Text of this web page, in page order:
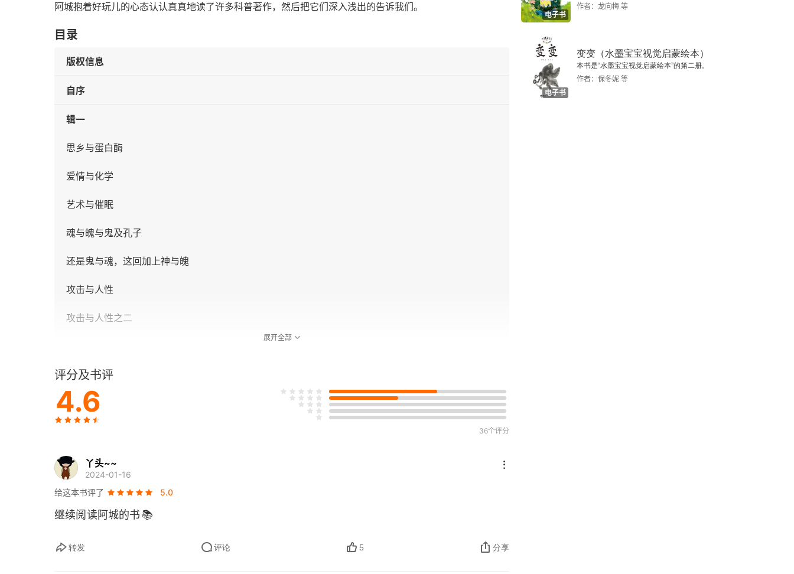
阿城抱着好玩儿的心态认认真真地读了许多科普著作，然后把它们深入浅出的告诉我们。
目录
版权信息
自序
辑一
思乡与蛋白酶
爱情与化学
艺术与催眠
魂与魄与鬼及孔子
还是鬼与魂，这回加上神与魄
攻击与人性
攻击与人性之二
足球与世界大战
跟着感觉走？
再见篇
辑二
与周勤如对谈
与姜文对谈
展开全部
评分及书评
4.6
36个评分
丫头~~
2024-01-16
给这本书评了
5.0
继续阅读阿城的书 📚
转发 评论 5 分享
电子书
作者：龙向梅 等
电子书
变变（水墨宝宝视觉启蒙绘本）
本书是“水墨宝宝视觉启蒙绘本”的第二册。
作者：保冬妮 等